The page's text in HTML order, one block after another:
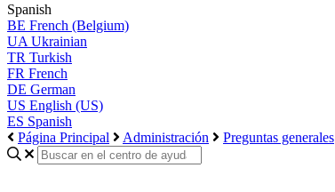
Spanish
BE French (Belgium)
UA Ukrainian
TR Turkish
FR French
DE German
US English (US)
ES Spanish
Página Principal
Administración Preguntas generales